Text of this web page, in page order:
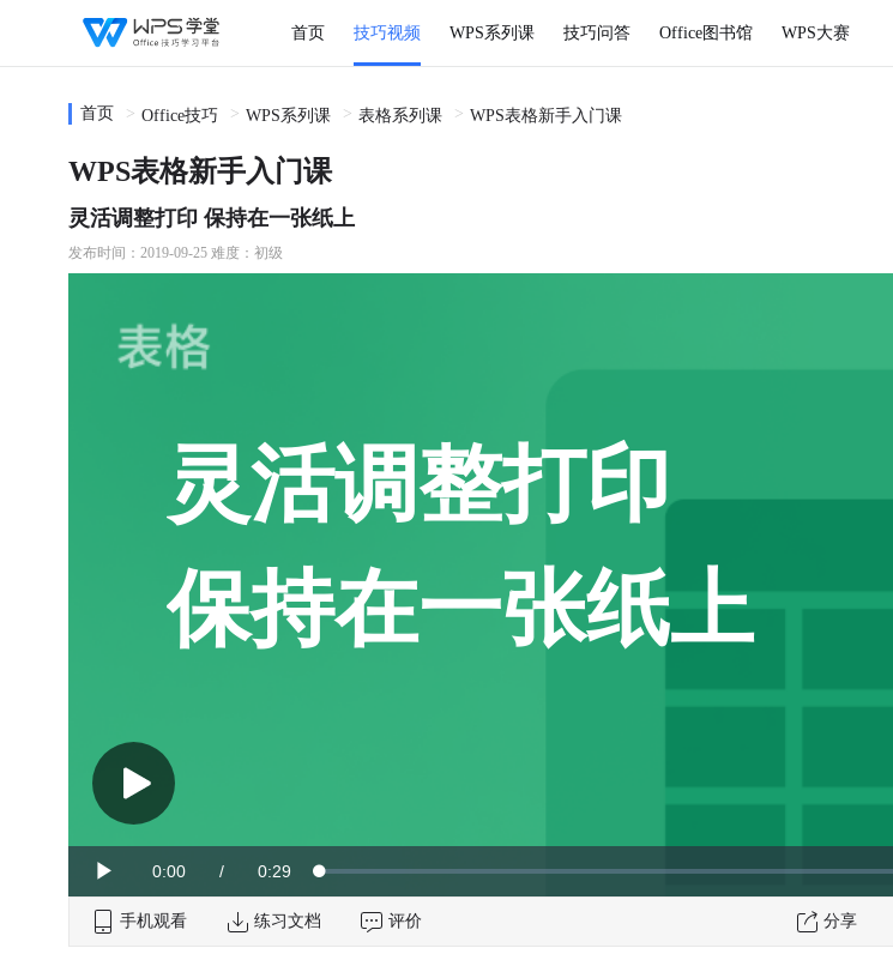
首页 技巧视频 WPS系列课 技巧问答 Office图书馆 WPS大赛
首页 Office技巧 WPS系列课 表格系列课 WPS表格新手入门课
WPS表格新手入门课
灵活调整打印 保持在一张纸上
发布时间：2019-09-25 难度：初级
Play Current
Time
0:00 / Duration
0:29 Loaded:
0%
灵活调整打印
保持在一张纸上
手机观看 练习文档 评价 分享